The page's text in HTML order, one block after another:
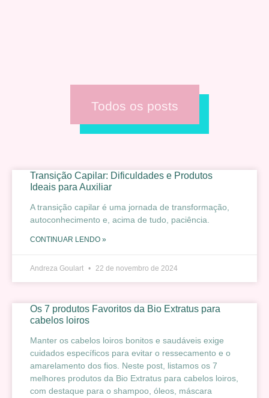
Todos os posts
Transição Capilar: Dificuldades e Produtos
Ideais para Auxiliar
A transição capilar é uma jornada de transformação,
autoconhecimento e, acima de tudo, paciência.
CONTINUAR LENDO »
Andreza Goulart 22 de novembro de 2024
Os 7 produtos Favoritos da Bio Extratus para
cabelos loiros
Manter os cabelos loiros bonitos e saudáveis exige
cuidados específicos para evitar o ressecamento e o
amarelamento dos fios. Neste post, listamos os 7
melhores produtos da Bio Extratus para cabelos loiros,
com destaque para o shampoo, óleos, máscara